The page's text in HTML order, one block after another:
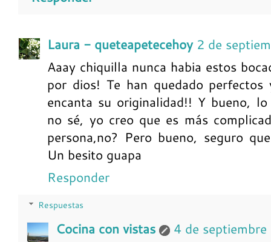
Laura - queteapetecehoy 2 de
Aaay chiquilla nunca habia estos
por dios! Te han quedado
encanta su originalidad!! Y bueno,
no sé, yo creo que es más
persona,no? Pero bueno, seguro
Un besito guapa
Responder
Respuestas
Cocina con vistas
4 de